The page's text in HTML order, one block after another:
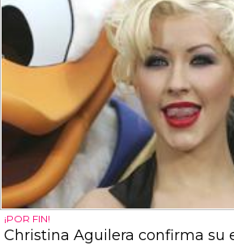
¡POR FIN!
Christina Aguilera confirma su